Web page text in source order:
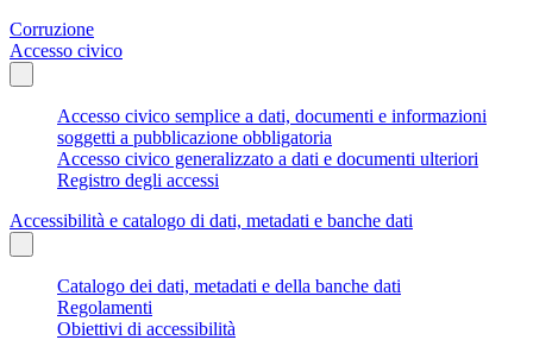
Corruzione
Accesso civico
Accesso civico semplice a dati, documenti e informazioni
soggetti a pubblicazione obbligatoria
Accesso civico generalizzato a dati e documenti ulteriori
Registro degli accessi
Accessibilità e catalogo di dati, metadati e banche dati
Catalogo dei dati, metadati e della banche dati
Regolamenti
Obiettivi di accessibilità